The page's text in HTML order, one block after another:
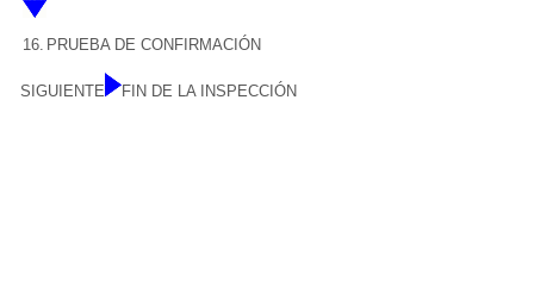
16. PRUEBA DE CONFIRMACIÓN
SIGUIENTE FIN DE LA INSPECCIÓN